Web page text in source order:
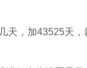
天，加43525天，